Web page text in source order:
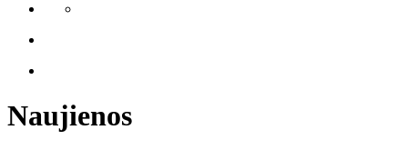
Naujienos